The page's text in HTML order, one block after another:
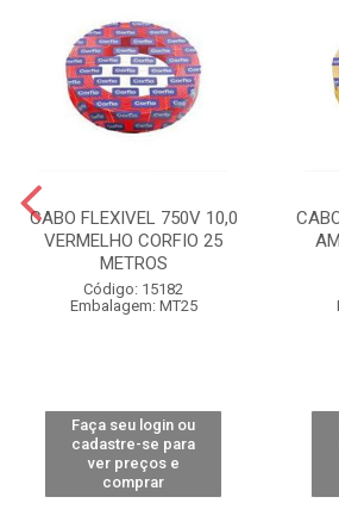
CABO FLEXIVEL 750V 10,0
VERMELHO CORFIO 25
METROS
Código: 15182
Embalagem: MT25
Faça seu login ou
cadastre-se para
ver preços e
comprar